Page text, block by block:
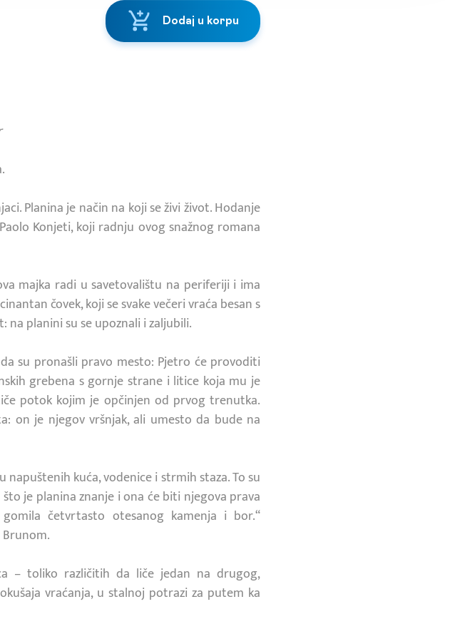
Dodaj u korpu
Planina je način na koji se živi život. Hodanje
Konjeti, koji radnju ovog snažnog romana
majka radi u savetovalištu na periferiji i ima
čovek, koji se svake večeri vraća besan s
na planini su se upoznali i zaljubili.
su pronašli pravo mesto: Pjetro će provoditi
grebena s gornje strane i litice koja mu je
potok kojim je opčinjen od prvog trenutka.
on je njegov vršnjak, ali umesto da bude na
kuća, vodenice i strmih staza. To su
je planina znanje i ona će biti njegova prava
četvrtasto otesanog kamenja i bor.“
– toliko različitih da liče jedan na drugog,
vraćanja, u stalnoj potrazi za putem ka